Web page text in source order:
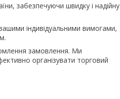
забезпечуючи швидку і надійну
індивідуальними вимогами,
замовлення. Ми
організувати торговий